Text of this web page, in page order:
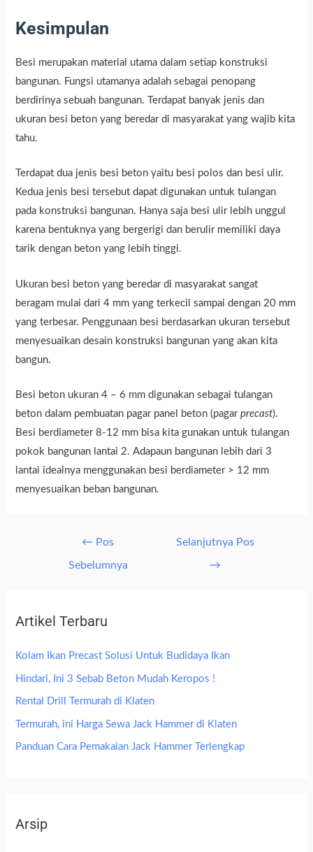
Kesimpulan
Besi merupakan material utama dalam setiap konstruksi
bangunan. Fungsi utamanya adalah sebagai penopang
berdirinya sebuah bangunan. Terdapat banyak jenis dan
ukuran besi beton yang beredar di masyarakat yang wajib kita
tahu.
Terdapat dua jenis besi beton yaitu besi polos dan besi ulir.
Kedua jenis besi tersebut dapat digunakan untuk tulangan
pada konstruksi bangunan. Hanya saja besi ulir lebih unggul
karena bentuknya yang bergerigi dan berulir memiliki daya
tarik dengan beton yang lebih tinggi.
Ukuran besi beton yang beredar di masyarakat sangat
beragam mulai dari 4 mm yang terkecil sampai dengan 20 mm
yang terbesar. Penggunaan besi berdasarkan ukuran tersebut
menyesuaikan desain konstruksi bangunan yang akan kita
bangun.
Besi beton ukuran 4 – 6 mm digunakan sebagai tulangan
beton dalam pembuatan pagar panel beton (pagarprecast).
Besi berdiameter 8-12 mm bisa kita gunakan untuk tulangan
pokok bangunan lantai 2. Adapaun bangunan lebih dari 3
lantai idealnya menggunakan besi berdiameter > 12 mm
menyesuaikan beban bangunan.
← Pos
Sebelumnya
Selanjutnya Pos
→
Artikel Terbaru
Kolam Ikan Precast Solusi Untuk Budidaya Ikan
Hindari, Ini 3 Sebab Beton Mudah Keropos !
Rental Drill Termurah di Klaten
Termurah, ini Harga Sewa Jack Hammer di Klaten
Panduan Cara Pemakaian Jack Hammer Terlengkap
Arsip